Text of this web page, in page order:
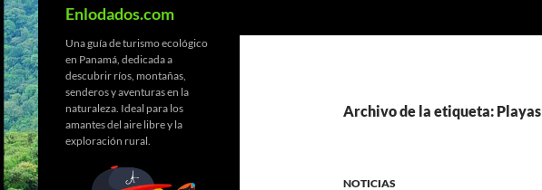
Enlodados.com
Archivo de la etiqueta: Playas
NOTICIAS
Una guía de turismo ecológico
en Panamá, dedicada a
descubrir ríos, montañas,
senderos y aventuras en la
naturaleza. Ideal para los
amantes del aire libre y la
exploración rural.